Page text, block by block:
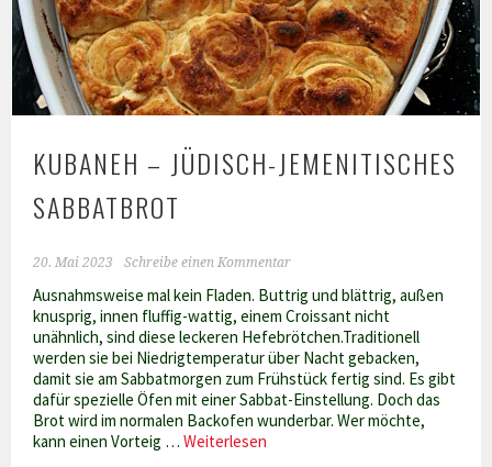
KUBANEH – JÜDISCH-JEMENITISCHES
SABBATBROT
20. Mai 2023 Schreibe einen Kommentar
Ausnahmsweise mal kein Fladen. Buttrig und blättrig, außen
knusprig, innen fluffig-wattig, einem Croissant nicht
unähnlich, sind diese leckeren Hefebrötchen.Traditionell
werden sie bei Niedrigtemperatur über Nacht gebacken,
damit sie am Sabbatmorgen zum Frühstück fertig sind. Es gibt
dafür spezielle Öfen mit einer Sabbat-Einstellung. Doch das
Brot wird im normalen Backofen wunderbar. Wer möchte,
kann einen Vorteig …Weiterlesen